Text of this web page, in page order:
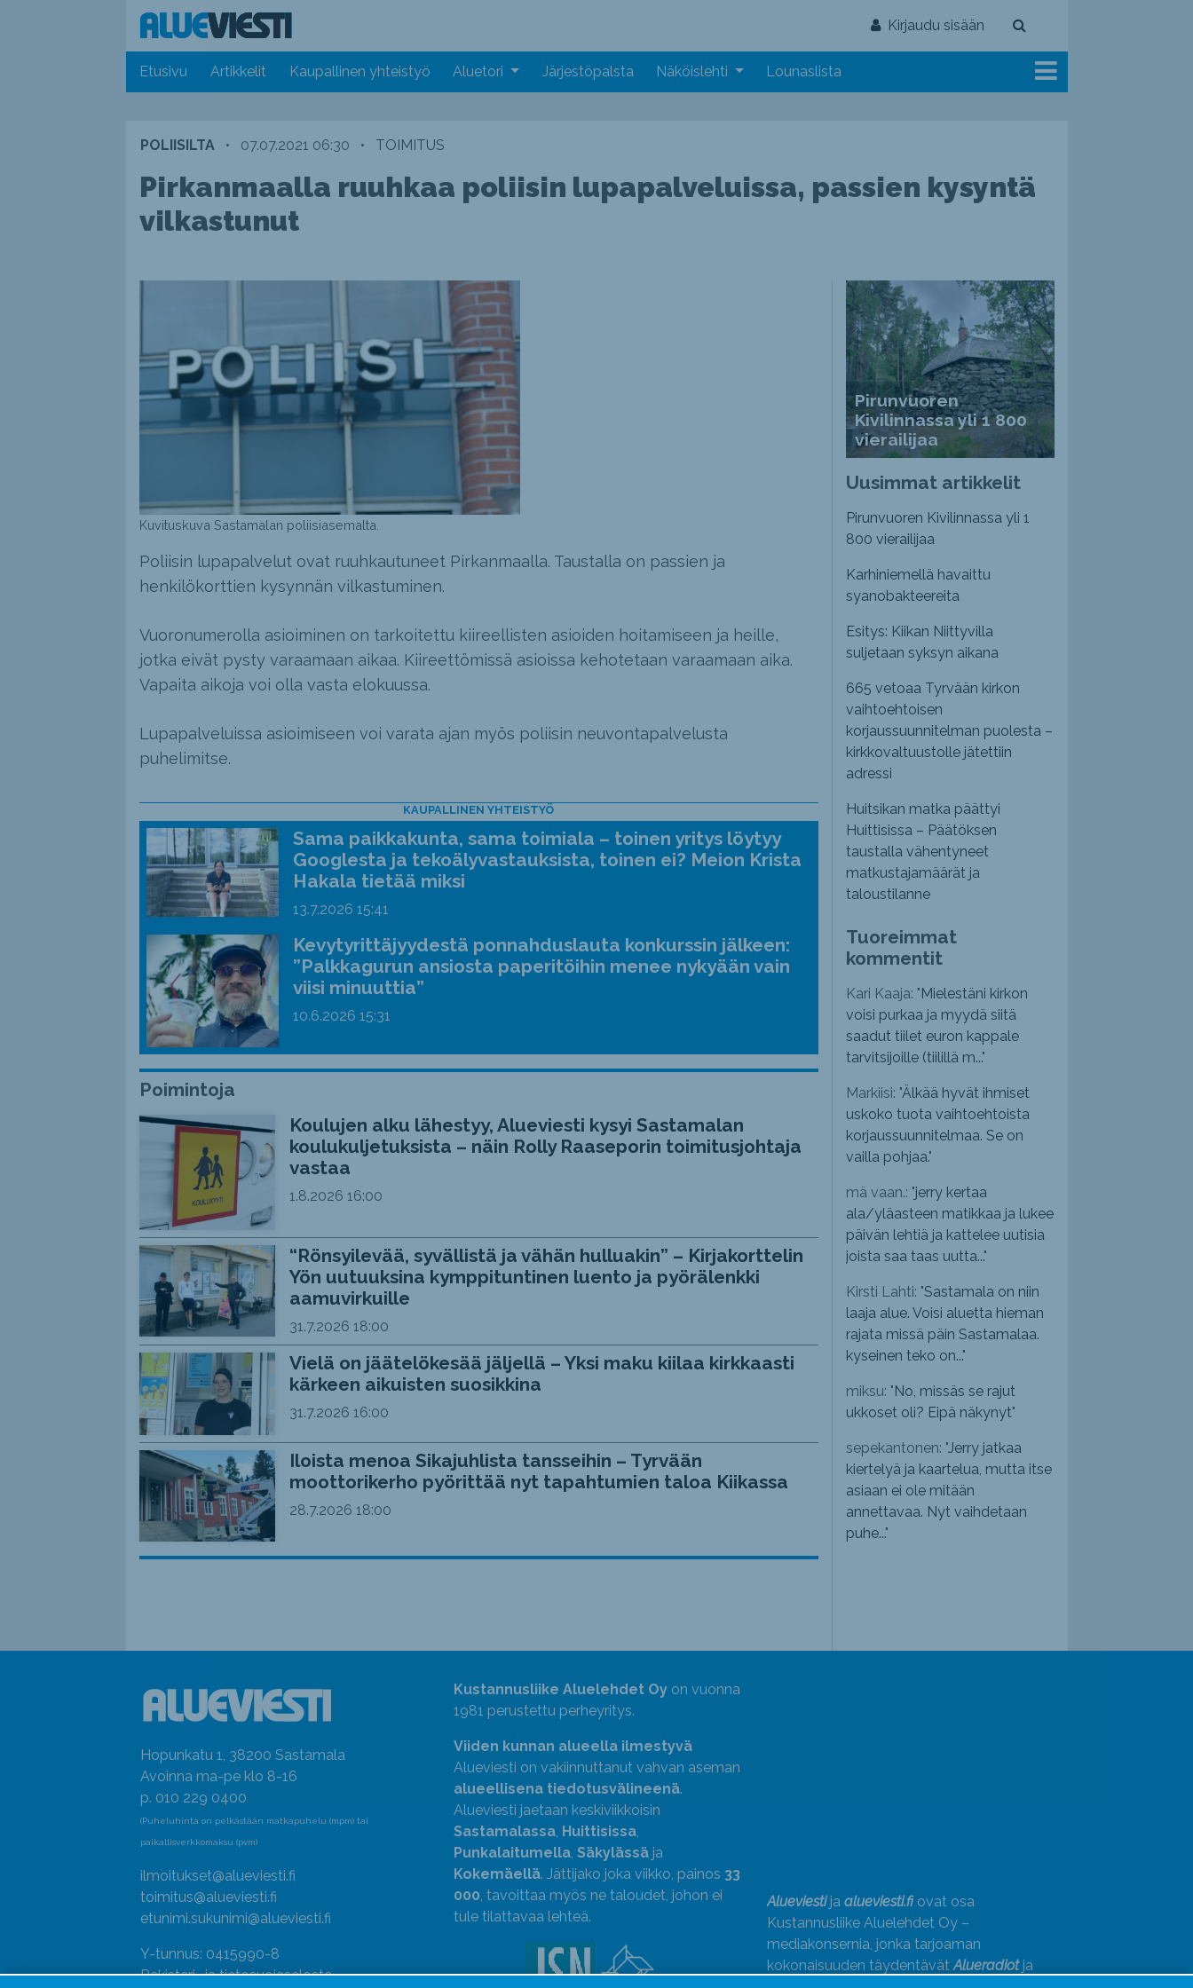
Kirjaudu sisään
Etusivu Artikkelit Kaupallinen yhteistyö Aluetori Järjestöpalsta Näköislehti Lounaslista
POLIISILTA • 07.07.2021 06:30 • TOIMITUS
Pirkanmaalla ruuhkaa poliisin lupapalveluissa, passien kysyntä
vilkastunut
Kuvituskuva Sastamalan poliisiasemalta.
Poliisin lupapalvelut ovat ruuhkautuneet Pirkanmaalla. Taustalla on passien ja
henkilökorttien kysynnän vilkastuminen.
Vuoronumerolla asioiminen on tarkoitettu kiireellisten asioiden hoitamiseen ja heille,
jotka eivät pysty varaamaan aikaa. Kiireettömissä asioissa kehotetaan varaamaan aika.
Vapaita aikoja voi olla vasta elokuussa.
Lupapalveluissa asioimiseen voi varata ajan myös poliisin neuvontapalvelusta
puhelimitse.
KAUPALLINEN YHTEISTYÖ
Sama paikkakunta, sama toimiala – toinen yritys löytyy
Googlesta ja tekoälyvastauksista, toinen ei? Meion Krista
Hakala tietää miksi
13.7.2026 15:41
Kevytyrittäjyydestä ponnahduslauta konkurssin jälkeen:
”Palkkagurun ansiosta paperitöihin menee nykyään vain
viisi minuuttia”
10.6.2026 15:31
Poimintoja
Koulujen alku lähestyy, Alueviesti kysyi Sastamalan
koulukuljetuksista – näin Rolly Raaseporin toimitusjohtaja
vastaa
1.8.2026 16:00
“Rönsyilevää, syvällistä ja vähän hulluakin” – Kirjakorttelin
Yön uutuuksina kymppituntinen luento ja pyörälenkki
aamuvirkuille
31.7.2026 18:00
Vielä on jäätelökesää jäljellä – Yksi maku kiilaa kirkkaasti
kärkeen aikuisten suosikkina
31.7.2026 16:00
Iloista menoa Sikajuhlista tansseihin – Tyrvään
moottorikerho pyörittää nyt tapahtumien taloa Kiikassa
28.7.2026 18:00
Pirunvuoren
Kivilinnassa yli 1 800
vierailijaa
Uusimmat artikkelit
Pirunvuoren Kivilinnassa yli 1
800 vierailijaa
Karhiniemellä havaittu
syanobakteereita
Esitys: Kiikan Niittyvilla
suljetaan syksyn aikana
665 vetoaa Tyrvään kirkon
vaihtoehtoisen
korjaussuunnitelman puolesta –
kirkkovaltuustolle jätettiin
adressi
Huitsikan matka päättyi
Huittisissa – Päätöksen
taustalla vähentyneet
matkustajamäärät ja
taloustilanne
Tuoreimmat
kommentit
Kari Kaaja: " Mielestäni kirkon
voisi purkaa ja myydä siitä
saadut tiilet euron kappale
tarvitsijoille (tiilillä m..."
Markiisi: "Älkää hyvät ihmiset
uskoko tuota vaihtoehtoista
korjaussuunnitelmaa. Se on
vailla pohjaa."
mä vaan.: "jerry kertaa
ala/yläasteen matikkaa ja lukee
päivän lehtiä ja kattelee uutisia
joista saa taas uutta..."
Kirsti Lahti: "Sastamala on niin
laaja alue. Voisi aluetta hieman
rajata missä päin Sastamalaa.
kyseinen teko on..."
miksu: " No, missäs se rajut
ukkoset oli? Eipä näkynyt"
sepekantonen: "Jerry jatkaa
kiertelyä ja kaartelua, mutta itse
asiaan ei ole mitään
annettavaa. Nyt vaihdetaan
puhe..."
Hopunkatu 1, 38200 Sastamala
Avoinna ma-pe klo 8-16
p. 010 229 0400
(Puheluhinta on pelkästään matkapuhelu (mpm) tai
paikallisverkkomaksu (pvm)
ilmoitukset@alueviesti.fi
toimitus@alueviesti.fi
etunimi.sukunimi@alueviesti.fi
Y-tunnus: 0415990-8
Rekisteri- ja tietosuojaseloste
Kustannusliike Aluelehdet Oyon vuonna
1981 perustettu perheyritys.
Viiden kunnan alueella ilmestyvä
Alueviesti on vakiinnuttanut vahvan aseman
alueellisena tiedotusvälineenä.
Alueviesti jaetaan keskiviikkoisin
Sastamalassa, Huittisissa,
Punkalaitumella, Säkylässäja
Kokemäellä. Jättijako joka viikko, painos 33
000, tavoittaa myös ne taloudet, johon ei
tule tilattavaa lehteä.
Alueviestija alueviesti.fiovat osa
Kustannusliike Aluelehdet Oy –
mediakonsernia, jonka tarjoaman
kokonaisuuden täydentävätAlueradiotja